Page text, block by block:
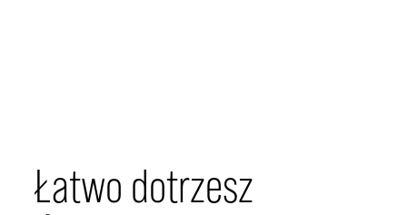
Łatwo dotrzesz